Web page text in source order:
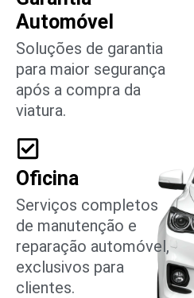
Automóvel
Soluções de garantia
para maior segurança
após a compra da
viatura.
Oficina
Serviços completos
de manutenção e
reparação automóvel,
exclusivos para
clientes.